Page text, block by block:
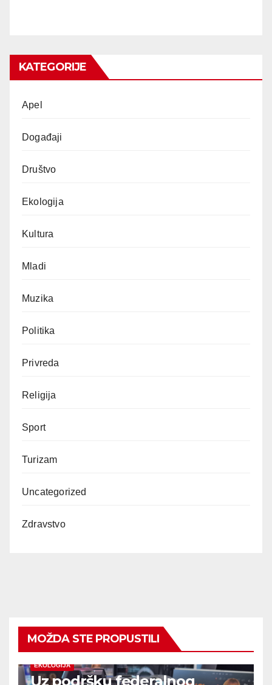
KATEGORIJE
Apel
Događaji
Društvo
Ekologija
Kultura
Mladi
Muzika
Politika
Privreda
Religija
Sport
Turizam
Uncategorized
Zdravstvo
MOŽDA STE PROPUSTILI
EKOLOGIJA
Uz podršku federalnog